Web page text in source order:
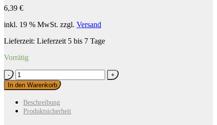
6,39 €
inkl. 19 % MwSt. zzgl. Versand
Lieferzeit: Lieferzeit 5 bis 7 Tage
Vorrätig
Rapidkleber
MD
GLUE
EVO
4
Menge
In den Warenkorb
Beschreibung
Produktsicherheit